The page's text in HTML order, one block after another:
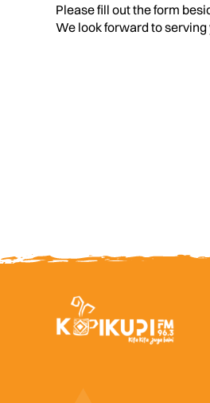
Please fill out the form
We look forward to serving